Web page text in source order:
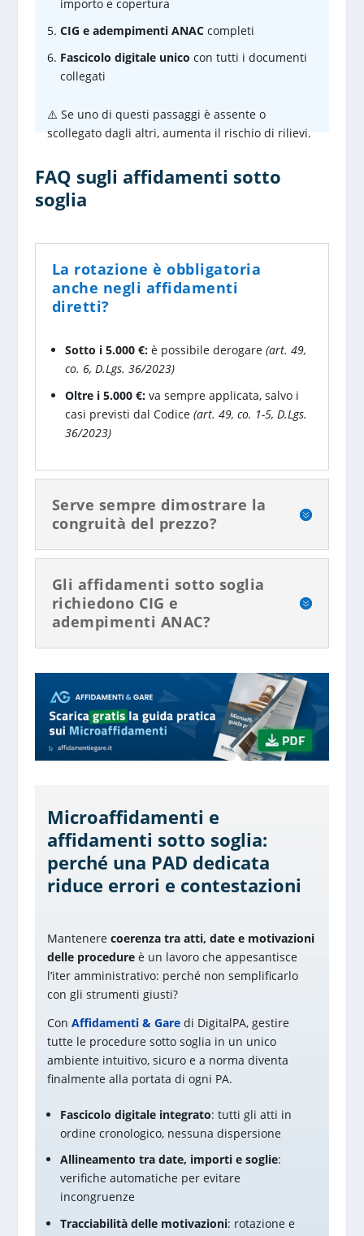
importo e copertura
CIG e adempimenti ANACcompleti
Fascicolo digitale unico con tutti i documenti
collegati
⚠️ Se uno di questi passaggi è assente o
scollegato dagli altri, aumenta il rischio di rilievi.
FAQ sugli affidamenti sotto
soglia
La rotazione è obbligatoria
anche negli affidamenti
diretti?
Sotto i 5.000 €:è possibile derogare (art. 49,
co. 6, D.Lgs. 36/2023)
Oltre i 5.000 €:va sempre applicata, salvo i
casi previsti dal Codice (art. 49, co. 1-5, D.Lgs.
36/2023)
Serve sempre dimostrare la
congruità del prezzo?
Gli affidamenti sotto soglia
richiedono CIG e
adempimenti ANAC?
Microaffidamenti e
affidamenti sotto soglia:
perché una PAD dedicata
riduce errori e contestazioni
Mantenere coerenza tra atti, date e motivazioni
delle procedureè un lavoro che appesantisce
l’iter amministrativo: perché non semplificarlo
con gli strumenti giusti?
Con Affidamenti & Garedi DigitalPA, gestire
tutte le procedure sotto soglia in un unico
ambiente intuitivo, sicuro e a norma diventa
finalmente alla portata di ogni PA.
Fascicolo digitale integrato: tutti gli atti in
ordine cronologico, nessuna dispersione
Allineamento tra date, importi e soglie:
verifiche automatiche per evitare
incongruenze
Tracciabilità delle motivazioni: rotazione e